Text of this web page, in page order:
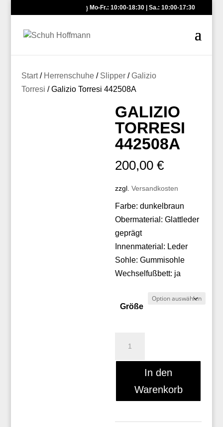
Mo-Fr.: 10:00-18:30 | Sa.: 10:00-17:30
Start/ Herrenschuhe/ Slipper/Galizio
Torresi / Galizio Torresi 442508A
GALIZIO
TORRESI
442508A
200,00€
zzgl.Versandkosten
Farbe: dunkelbraun
Obermaterial: Glattleder
geprägt
Innenmaterial: Leder
Sohle: Gummisohle
Wechselfußbett: ja
Größe
In den
Warenkorb